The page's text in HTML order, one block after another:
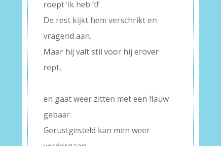
roept ‘ik heb ‘t!’
De rest kijkt hem verschrikt en
vragend aan.
Maar hij valt stil voor hij erover
rept,
en gaat weer zitten met een flauw
gebaar.
Gerustgesteld kan men weer